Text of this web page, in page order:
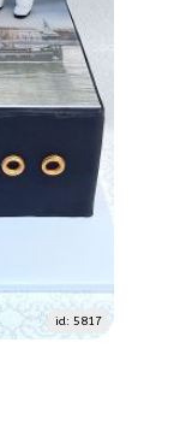
id: 5817